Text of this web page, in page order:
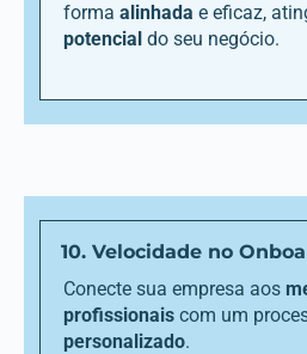
forma alinhada e eficaz,
potencial do seu negócio.
10. Velocidade no
Conecte sua empresa aos
profissionais com um
personalizado.